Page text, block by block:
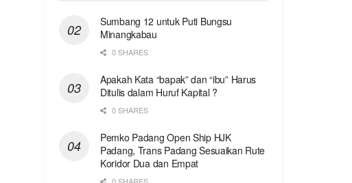
Sumbang 12 untuk Puti Bungsu
Minangkabau
0 SHARES
Apakah Kata “bapak” dan “ibu” Harus
Ditulis dalam Huruf Kapital ?
0 SHARES
Pemko Padang Open Ship HJK
Padang, Trans Padang Sesuaikan Rute
Koridor Dua dan Empat